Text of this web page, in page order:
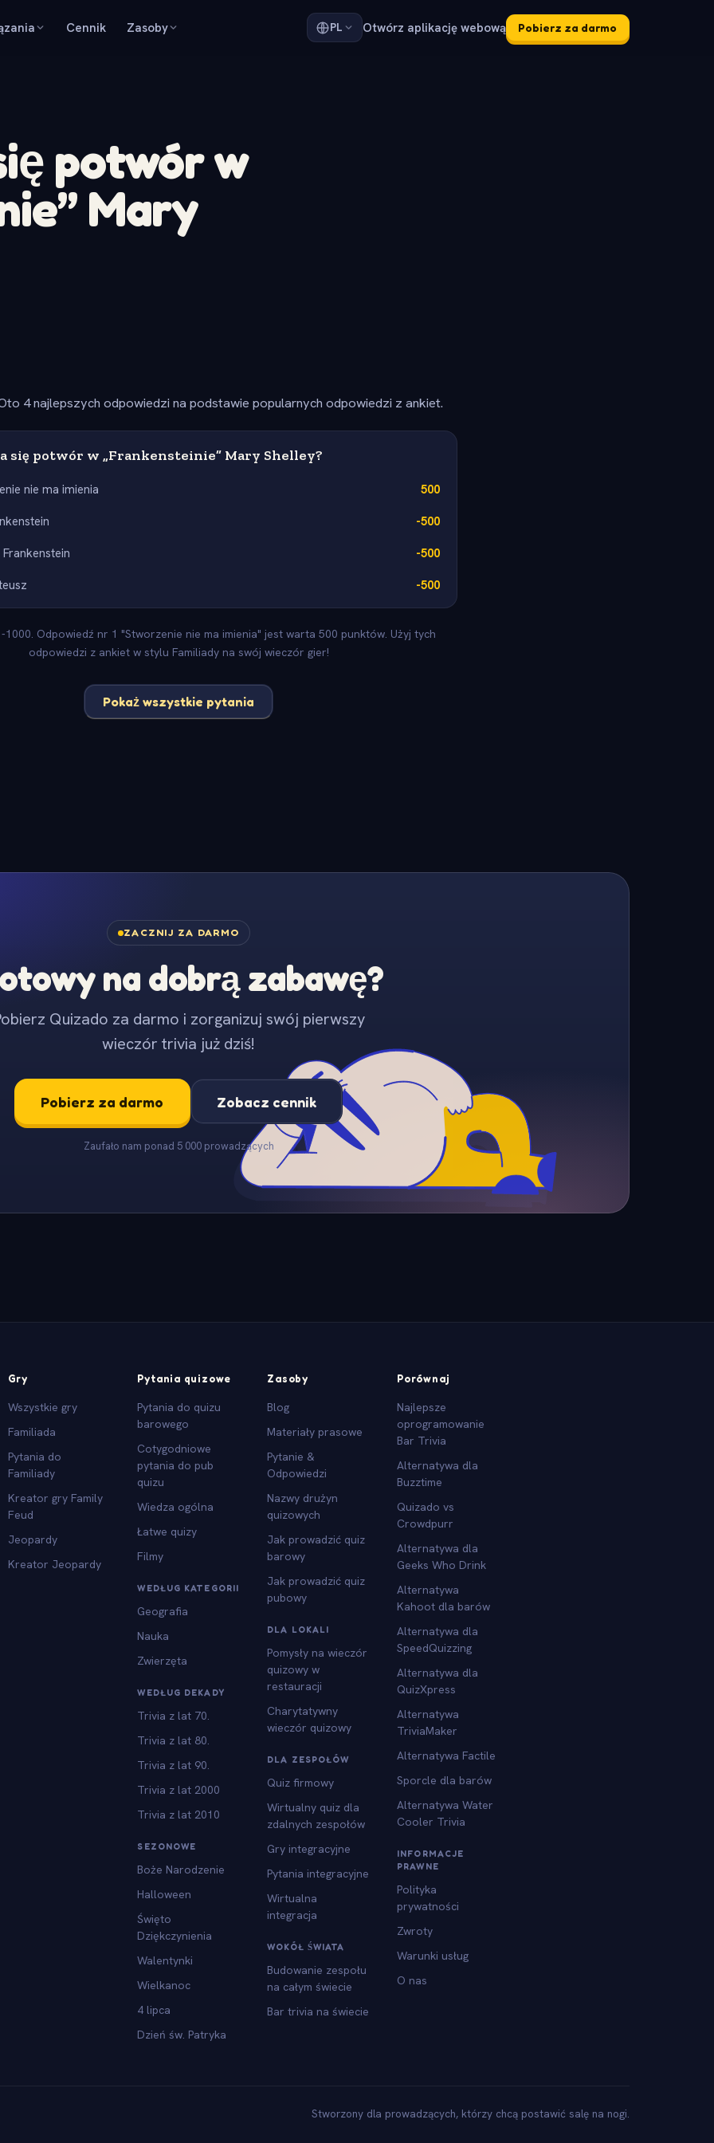
Cennik Zasoby PL Otwórz aplikację webową Pobierz za darmo
potwór w
Mary
4 najlepszych odpowiedzi na podstawie popularnych odpowiedzi z ankiet.
się potwór w „Frankensteinie” Mary Shelley?
nie ma imienia
500
-500
-500
-500
1000. Odpowiedź nr 1 "Stworzenie nie ma imienia" jest warta 500 punktów. Użyj tych
odpowiedzi z ankiet w stylu Familiady na swój wieczór gier!
Pokaż wszystkie pytania
ZACZNIJ ZA DARMO
na dobrą zabawę?
Quizado za darmo i zorganizuj swój pierwszy
wieczór trivia już dziś!
Pobierz za darmo Zobacz cennik
Zaufało nam ponad 5 000 prowadzących
Gry
Wszystkie gry
Familiada
Pytania do
Familiady
Kreator gry Family
Feud
Jeopardy
Kreator Jeopardy
Pytania quizowe
Pytania do quizu
barowego
Cotygodniowe
pytania do pub
quizu
Wiedza ogólna
Łatwe quizy
Filmy
WEDŁUG KATEGORII
Geografia
Nauka
Zwierzęta
WEDŁUG DEKADY
Trivia z lat 70.
Trivia z lat 80.
Trivia z lat 90.
Trivia z lat 2000
Trivia z lat 2010
SEZONOWE
Boże Narodzenie
Halloween
Święto
Dziękczynienia
Walentynki
Wielkanoc
4 lipca
Dzień św. Patryka
Zasoby
Blog
Materiały prasowe
Pytanie &
Odpowiedzi
Nazwy drużyn
quizowych
Jak prowadzić quiz
barowy
Jak prowadzić quiz
pubowy
DLA LOKALI
Pomysły na wieczór
quizowy w
restauracji
Charytatywny
wieczór quizowy
DLA ZESPOŁÓW
Quiz firmowy
Wirtualny quiz dla
zdalnych zespołów
Gry integracyjne
Pytania integracyjne
Wirtualna
integracja
WOKÓŁ ŚWIATA
Budowanie zespołu
na całym świecie
Bar trivia na świecie
Porównaj
Najlepsze
oprogramowanie
Bar Trivia
Alternatywa dla
Buzztime
Quizado vs
Crowdpurr
Alternatywa dla
Geeks Who Drink
Alternatywa
Kahoot dla barów
Alternatywa dla
SpeedQuizzing
Alternatywa dla
QuizXpress
Alternatywa
TriviaMaker
Alternatywa Factile
Sporcle dla barów
Alternatywa Water
Cooler Trivia
INFORMACJE
PRAWNE
Polityka
prywatności
Zwroty
Warunki usług
O nas
Stworzony dla prowadzących, którzy chcą postawić salę na nogi.